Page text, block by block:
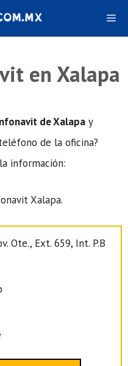
en Xalapa
de Xalapa y
de la oficina?
información:
Xalapa.
Ote., Ext. 659, Int. P.B